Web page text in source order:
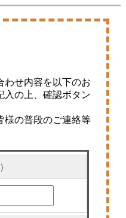
わせ内容を以下のお
入の上、確認ボタン
様の普段のご連絡等